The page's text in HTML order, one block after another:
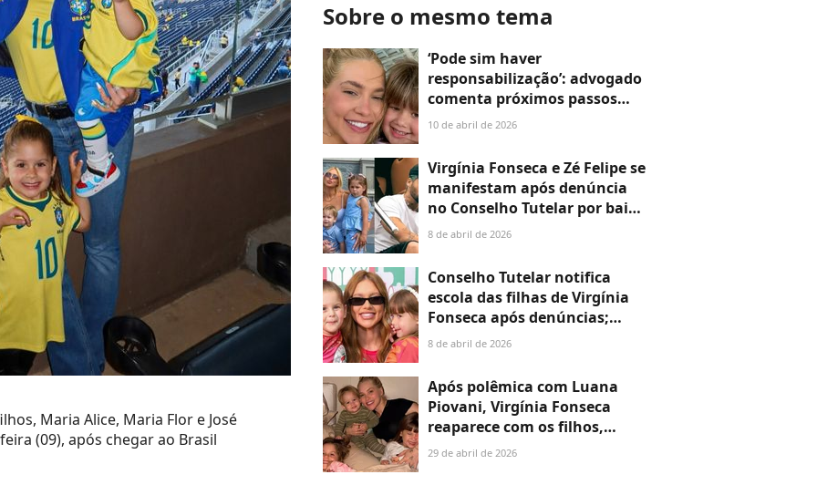
Maria Alice, Maria Flor e José
(09), após chegar ao Brasil
Sobre o mesmo tema
‘Pode sim haver
responsabilização’: advogado
comenta próximos passos
após Conselho Tutelar
Virgínia Fonseca por faltas
10 de abril de 2026
Virgínia Fonseca e Zé Felipe se
manifestam após denúncia
no Conselho Tutelar por baixa
frequência de filha na escola:
8 de abril de 2026
Conselho Tutelar notifica
escola das filhas de Virgínia
Fonseca após denúncias;
influenciadora pode ser
8 de abril de 2026
Após polêmica com Luana
Piovani, Virgínia Fonseca
reaparece com os filhos,
desabafa e ganha apoio de
29 de abril de 2026